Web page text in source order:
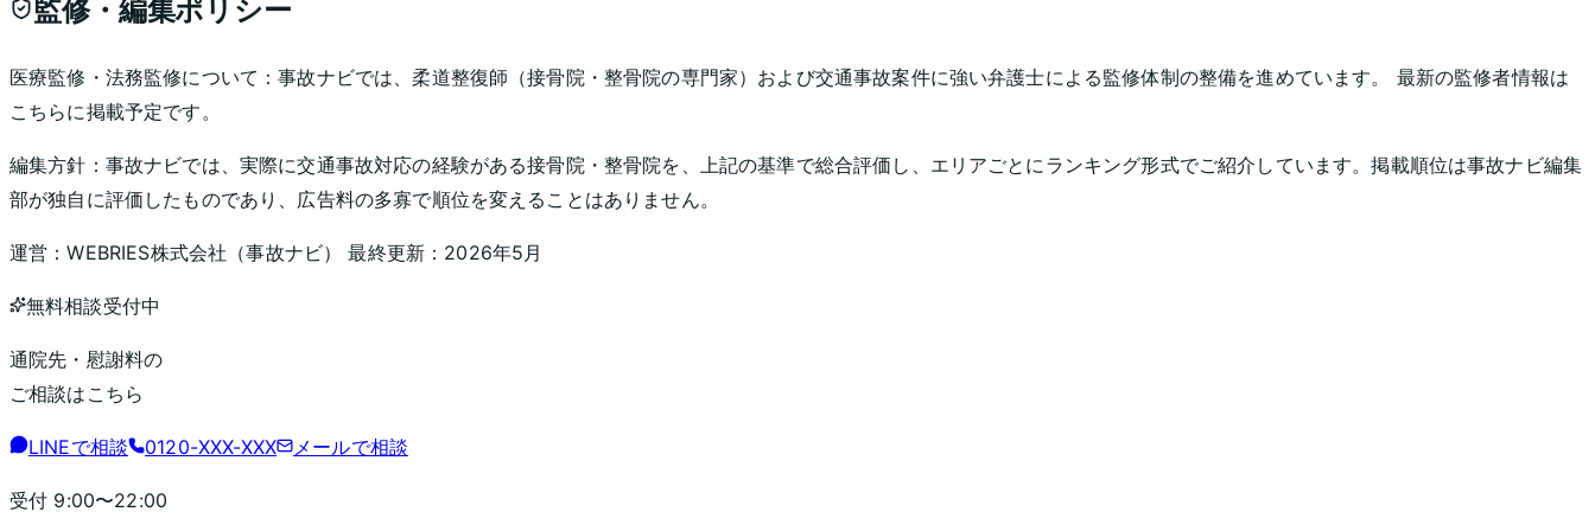
監修・編集ポリシー
医療監修・法務監修について：事故ナビでは、柔道整復師（接骨院・整骨院の専門家）および交通事故案件に強い弁護士による監修体制の整備を進めています。 最新の監修者情報は
こちらに掲載予定です。
編集方針： 事故ナビでは、実際に交通事故対応の経験がある接骨院・整骨院を、上記の基準で総合評価し、エリアごとにランキング形式でご紹介しています。掲載順位は事故ナビ編集
部が独自に評価したものであり、広告料の多寡で順位を変えることはありません。
運営：WEBRIES株式会社 （事故ナビ） 最終更新： 2026年5月
無料相談受付中
通院先・慰謝料の
ご相談はこちら
LINEで相談 0120-XXX-XXX メールで相談
受付 9:00〜22:00